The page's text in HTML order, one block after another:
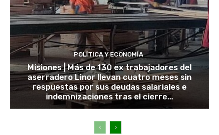
POLÍTICA Y ECONOMÍA
Misiones | Más de 130 ex trabajadores del
aserradero Linor llevan cuatro meses sin
respuestas por sus deudas salariales e
indemnizaciones tras el cierre...